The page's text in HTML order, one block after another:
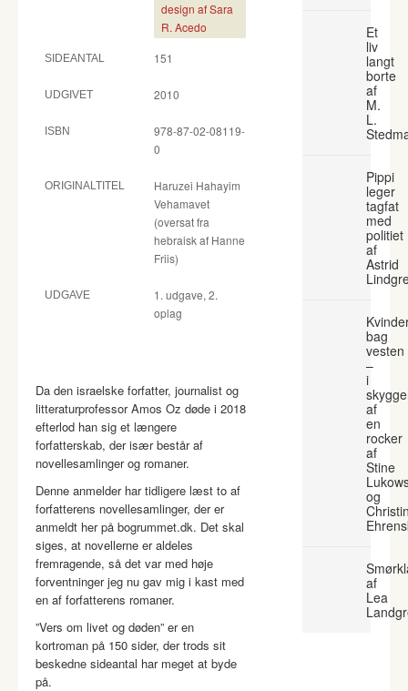
design af Sara
R. Acedo
SIDEANTAL 151
UDGIVET 2010
ISBN
978-87-02-08119-
0
ORIGINALTITEL
Haruzei Hahayim
Vehamavet
(oversat fra
hebraisk af Hanne
Friis)
UDGAVE
1. udgave, 2.
oplag
Da den israelske forfatter, journalist og
litteraturprofessor Amos Oz døde i 2018
efterlod han sig et længere
forfatterskab, der især består af
novellesamlinger og romaner.
Denne anmelder har tidligere læst to af
forfatterens novellesamlinger, der er
anmeldt her på bogrummet.dk. Det skal
siges, at novellerne er aldeles
fremragende, så det var med høje
forventninger jeg nu gav mig i kast med
en af forfatterens romaner.
”Vers om livet og døden” er en
kortroman på 150 sider, der trods sit
beskedne sideantal har meget at byde
på.
Et
liv
langt
borte
af
M.
L.
Pippi
leger
tagfat
med
politiet
af
Astrid
bag
vesten
–
i
af
en
rocker
af
Stine
og
af
Lea